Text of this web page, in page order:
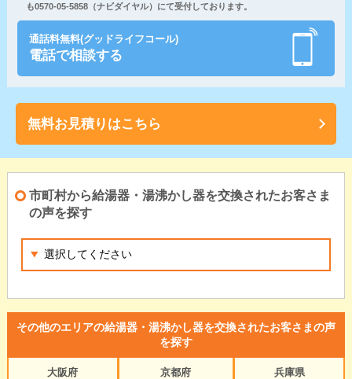
も0570-05-5858（ナビダイヤル）にて受付しております。
通話料無料(グッドライフコール)
電話で相談する
無料お見積りはこちら
市町村から給湯器・湯沸かし器を交換されたお客さま
の声を探す
その他のエリアの給湯器・湯沸かし器を交換されたお客さまの声
を探す
大阪府
京都府
兵庫県